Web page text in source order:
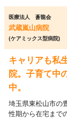
医療法人 蒼龍会
武蔵嵐山病院
(ケアミックス型病院)
キャリアも私
院。子育て中
中。
埼玉県東松山市の
性期から在宅まで